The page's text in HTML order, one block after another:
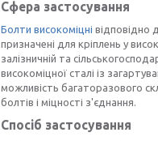
Сфера застосування
Болти високоміцні відповідно
призначені для кріплень у
залізничній та
високоміцної сталі із
можливість багаторазового
болтів і міцності з'єднання.
Спосіб застосування